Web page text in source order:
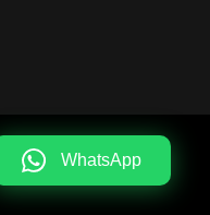
WhatsApp
Publicidade